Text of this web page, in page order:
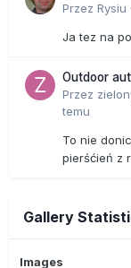
Przez Rysiu
Ja tez na
Outdoor
Przez
temu
To nie
pierśćień z
Gallery
Images